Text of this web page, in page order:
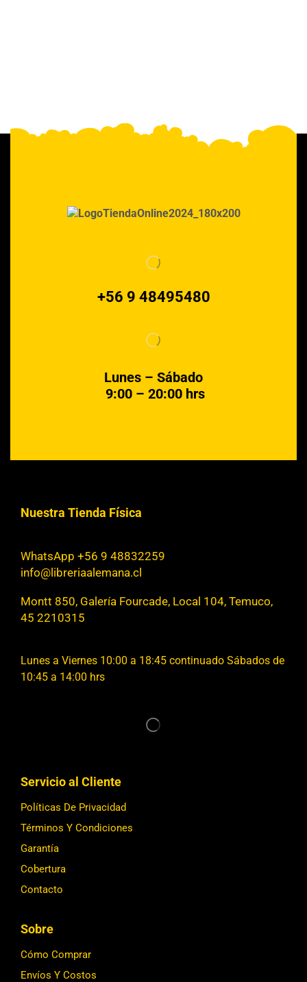
+56 9 48495480
Lunes – Sábado
9:00 – 20:00 hrs
Nuestra Tienda Física
WhatsApp +56 9 48832259
info@libreriaalemana.cl
Montt 850, Galería Fourcade, Local 104, Temuco,
45 2210315
Lunes a Viernes 10:00 a 18:45 continuado Sábados de
10:45 a 14:00 hrs
Servicio al Cliente
Políticas De Privacidad
Términos Y Condiciones
Garantía
Cobertura
Contacto
Sobre
Cómo Comprar
Envíos Y Costos